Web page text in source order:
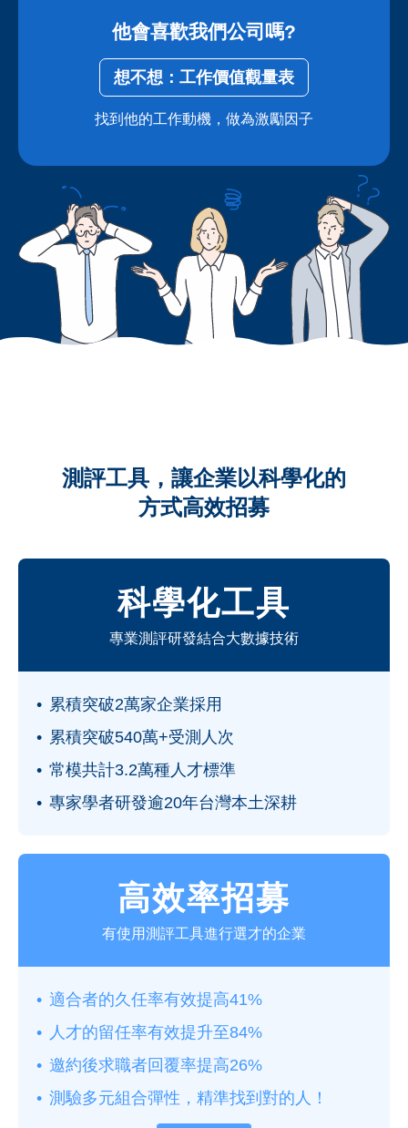
他會喜歡我們公司嗎?
想不想：工作價值觀量表
找到他的工作動機，做為激勵因子
測評工具，讓企業以科學化的
方式高效招募
科學化工具
專業測評研發結合大數據技術
累積突破2萬家企業採用
累積突破540萬+受測人次
常模共計3.2萬種人才標準
專家學者研發逾20年台灣本土深耕
高效率招募
有使用測評工具進行選才的企業
適合者的久任率有效提高41%
人才的留任率有效提升至84%
邀約後求職者回覆率提高26%
測驗多元組合彈性，精準找到對的人！